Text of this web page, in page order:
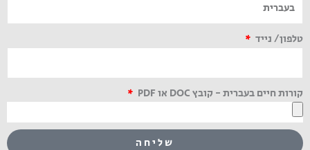
טלפון/ נייד
קורות חיים בעברית - קובץ DOC או PDF
שליחה